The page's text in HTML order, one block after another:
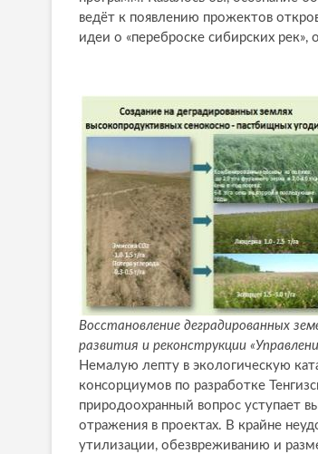
ведёт к появлению прожектов
идеи о «переброске сибирских
Восстановление деградированных
развития и реконструкции
Немалую лепту в экологическую
консорциумов по разработке
природоохранный вопрос уступает
отражения в проектах. В крайне
утилизации, обезвреживанию и